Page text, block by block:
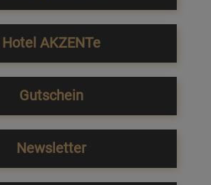
Hotel AKZENTe
Gutschein
Newsletter